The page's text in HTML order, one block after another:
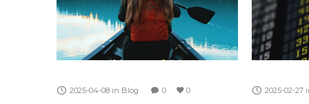
2025-04-08 in Blog 0 0 2025-02-27